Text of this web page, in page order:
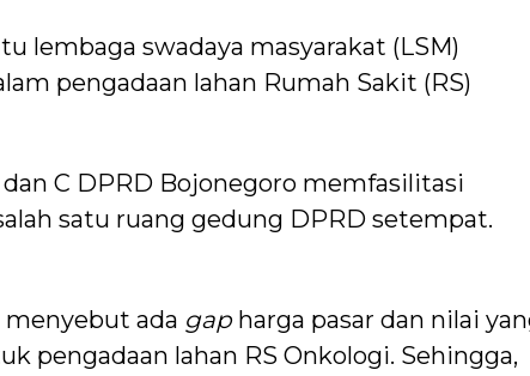
lembaga swadaya masyarakat (LSM)
pengadaan lahan Rumah Sakit (RS)
dan C DPRD Bojonegoro memfasilitasi
satu ruang gedung DPRD setempat.
menyebut ada gapharga pasar dan nilai
pengadaan lahan RS Onkologi. Sehingga,